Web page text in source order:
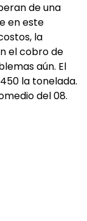
de una
en este
la
el cobro de
aún. El
la tonelada.
del 08.